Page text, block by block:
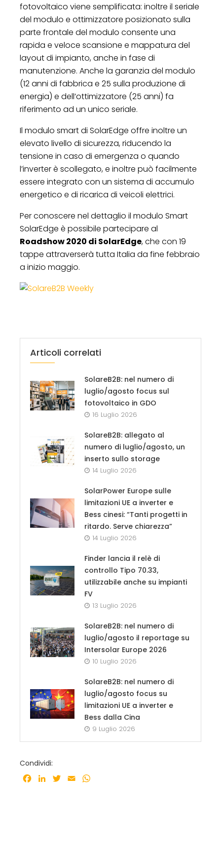
fotovoltaico viene semplificata: inoltre il seriale
del modulo e ottimizzatore posizionato sulla
parte frontale del modulo consente una
rapida e veloce scansione e mappatura del
layout di impianto, anche in fase di
manutenzione. Anche la garanzia del modulo
(12 anni di fabbrica e 25 sulla produzione di
energia) e dell’ottimizzatore (25 anni) fa
riferimento ad un unico seriale.
Il modulo smart di SolarEdge offre inoltre un
elevato livello di sicurezza, riducendo la
tensione in caso di emergenza o quando
l’inverter è scollegato, e inoltre può facilmente
essere integrato con un sistema di accumulo
energetico e di ricarica di veicoli elettrici.
Per conoscere nel dettaglio il modulo Smart
SolarEdge è possibile partecipare al
Roadshow 2020 di SolarEdge, che con 19
tappe attraverserà tutta Italia da fine febbraio
a inizio maggio.
Articoli correlati
SolareB2B: nel numero di
luglio/agosto focus sul
fotovoltaico in GDO
16 Luglio 2026
SolareB2B: allegato al
numero di luglio/agosto, un
inserto sullo storage
14 Luglio 2026
SolarPower Europe sulle
limitazioni UE a inverter e
Bess cinesi: “Tanti progetti in
ritardo. Serve chiarezza”
14 Luglio 2026
Finder lancia il relè di
controllo Tipo 70.33,
utilizzabile anche su impianti
FV
13 Luglio 2026
SolareB2B: nel numero di
luglio/agosto il reportage su
Intersolar Europe 2026
10 Luglio 2026
SolareB2B: nel numero di
luglio/agosto focus su
limitazioni UE a inverter e
Bess dalla Cina
9 Luglio 2026
Condividi:
Facebook
LinkedInTwitter
Email